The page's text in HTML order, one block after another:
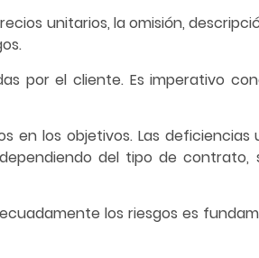
unitarios, la omisión,
por el cliente. Es imperativo
en los objetivos. Las deficiencias
del tipo de contrato,
los riesgos es